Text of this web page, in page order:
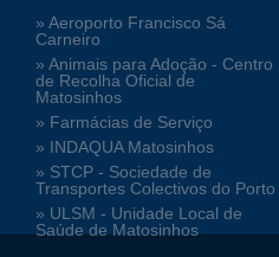
» Aeroporto Francisco Sá
Carneiro
» Animais para Adoção - Centro
de Recolha Oficial de
Matosinhos
» Farmácias de Serviço
» INDAQUA Matosinhos
» STCP - Sociedade de
Transportes Colectivos do Porto
» ULSM - Unidade Local de
Saúde de Matosinhos